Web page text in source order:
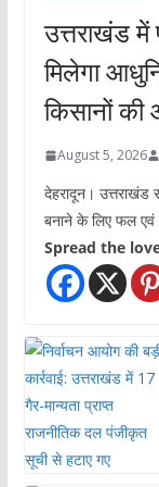
उत्तराखंड
मिलेगा
किसानों की
August 5, 2026
देहरादून। उत्तराखंड
बनाने के लिए फल एवं
Spread the